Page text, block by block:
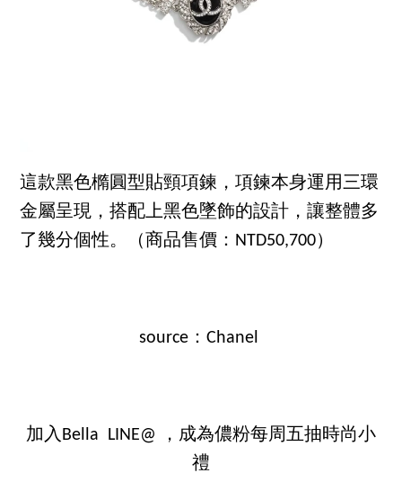
這款黑色橢圓型貼頸項鍊，項鍊本身運用三環
金屬呈現，搭配上黑色墜飾的設計，讓整體多
了幾分個性。（商品售價：NTD50,700）
source：Chanel
加入Bella LINE@ ，成為儂粉每周五抽時尚小
禮